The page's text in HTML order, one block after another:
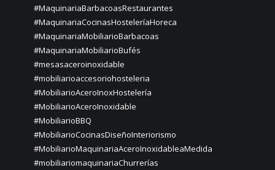
#MaquinariaBarbacoasRestaurantes
#MaquinariaCocinasHosteleríaHoreca
#MaquinariaMobiliarioBarbacoas
#MaquinariaMobiliarioBufés
#mesasaceroinoxidable
#mobiliarioaccesoriohosteleria
#MobiliarioAceroInoxHostelería
#MobiliarioAceroInoxidable
#MobiliarioBBQ
#MobiliarioCocinasDiseñoInteriorismo
#MobiliarioMaquinariaAceroInoxidableaMedida
#mobiliariomaquinariaChurrerías